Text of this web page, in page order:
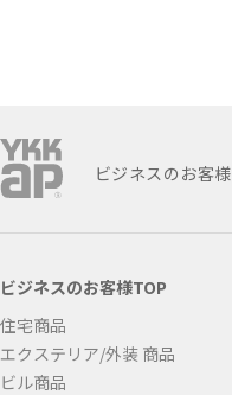
ビジネスのお客様
ビジネスのお客様TOP
住宅商品
エクステリア/外装 商品
ビル商品